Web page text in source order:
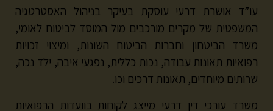
עו”ד אושרת דרעי עוסקת בעיקר בניהול האסטרטגיה
המשפטית של מקרים מורכבים מול המוסד לביטוח לאומי,
משרד הביטחון וחברות הביטוח השונות, ומיצוי זכויות
רפואיות תאונות עבודה, נכות כללית, נפגעי איבה, ילד נכה,
שרותים מיוחדים, תאונות דרכים וכו.
משרד עורכי דין דרעי מייצג לקוחות בוועדות הרפואיות